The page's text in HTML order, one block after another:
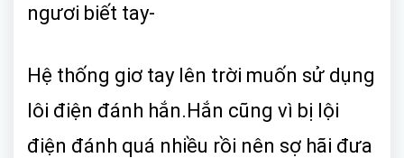
ngươi biết tay-
Hệ thống giơ tay lên trời muốn sử dụng
lôi điện đánh hắn.Hắn cũng vì bị lội
điện đánh quá nhiều rồi nên sợ hãi đưa